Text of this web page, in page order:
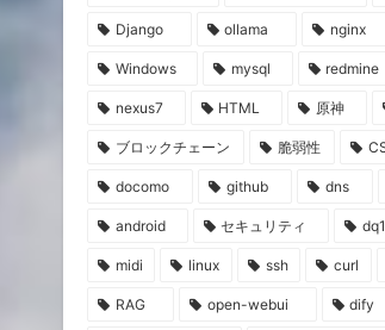
Django ollama nginx
Windows mysql redmine
nexus7 HTML 原神
ブロックチェーン 脆弱性
docomo github dns
android セキュリティ
midi linux ssh curl
RAG open-webui dify